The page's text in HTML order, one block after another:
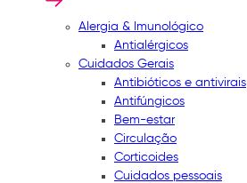
Alergia & Imunológico
Antialérgicos
Cuidados Gerais
Antibióticos e antivirais
Antifúngicos
Bem-estar
Circulação
Corticoides
Cuidados pessoais